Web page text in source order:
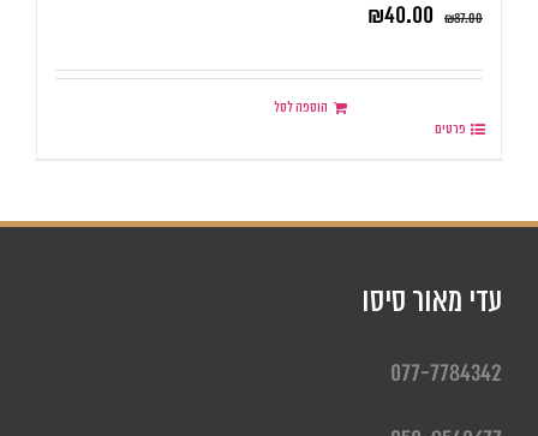
₪87.00
₪40.00
הוספה לסל
פרטים
עדי מאור סיסו
077-7784342